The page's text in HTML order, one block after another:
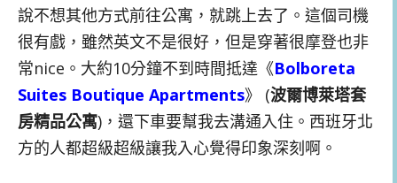
說不想其他方式前往公寓，就跳上去了。這個司機
很有戲，雖然英文不是很好，但是穿著很摩登也非
常nice。大約10分鐘不到時間抵達《Bolboreta
Suites Boutique Apartments》 (波爾博萊塔套
房精品公寓)，還下車要幫我去溝通入住。西班牙北
方的人都超級超級讓我入心覺得印象深刻啊。